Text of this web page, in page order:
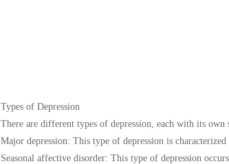
Types of Depression
There are different types of depression, each with its
Major depression: This type of depression is
Seasonal affective disorder: This type of depression